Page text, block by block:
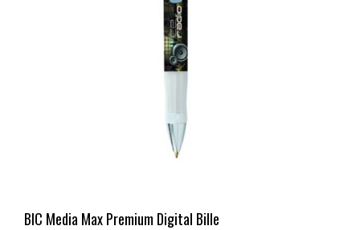
BIC Media Max Premium Digital Bille